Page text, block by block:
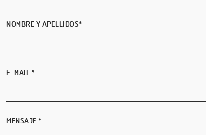
NOMBRE Y APELLIDOS*
E-MAIL *
MENSAJE *